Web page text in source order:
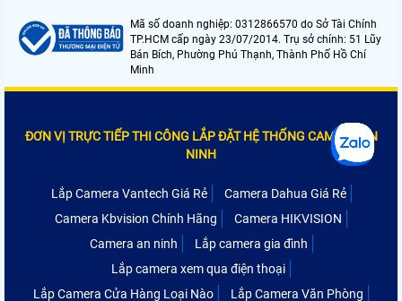
Mã số doanh nghiệp: 0312866570 do Sở Tài Chính
TP.HCM cấp ngày 23/07/2014. Trụ sở chính: 51 Lũy
Bán Bích, Phường Phú Thạnh, Thành Phố Hồ Chí
Minh
ĐƠN VỊ TRỰC TIẾP THI CÔNG LẮP ĐẶT HỆ THỐNG CAMERA AN
NINH
Lắp Camera Vantech Giá Rẻ
Camera Dahua Giá Rẻ
Camera Kbvision Chính Hãng
Camera HIKVISION
Camera an ninh
Lắp camera gia đình
Lắp camera xem qua điện thoại
Lắp Camera Cửa Hàng Loại Nào
Lắp Camera Văn Phòng